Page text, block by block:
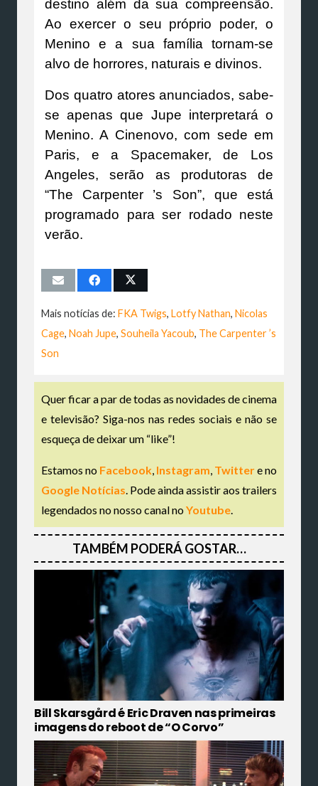
destino além da sua compreensão.
Ao exercer o seu próprio poder, o
Menino e a sua família tornam-se
alvo de horrores, naturais e divinos.
Dos quatro atores anunciados, sabe-
se apenas que Jupe interpretará o
Menino. A Cinenovo, com sede em
Paris, e a Spacemaker, de Los
Angeles, serão as produtoras de
“The Carpenter ’s Son”, que está
programado para ser rodado neste
verão.
Mais notícias de: FKA Twigs, Lotfy Nathan, Nicolas
Cage, Noah Jupe, Souheila Yacoub, The Carpenter ’s
Son
Quer ficar a par de todas as novidades de cinema
e televisão? Siga-nos nas redes sociais e não se
esqueça de deixar um “like”!
Estamos no Facebook, Instagram, Twittere no
Google Notícias. Pode ainda assistir aos trailers
legendados no nosso canal noYoutube.
TAMBÉM PODERÁ GOSTAR…
Bill Skarsgård é Eric Draven nas primeiras
imagens do reboot de “O Corvo”